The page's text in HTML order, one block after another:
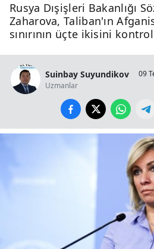
Rusya Dışişleri Bakanlığı
Zaharova, Taliban'ın
sınırının üçte ikisini
Suinbay Suyundikov
Uzmanlar
09